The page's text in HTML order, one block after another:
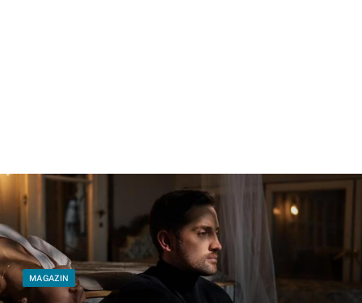
MAGAZIN